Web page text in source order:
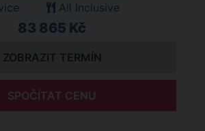
All Inclusive
83 865 Kč
ZOBRAZIT TERMÍN
SPOČÍTAT CENU